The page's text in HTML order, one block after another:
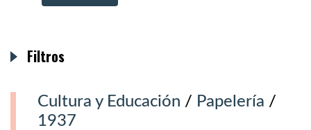
Cultura y Educación / Papelería /
1937
Filtros